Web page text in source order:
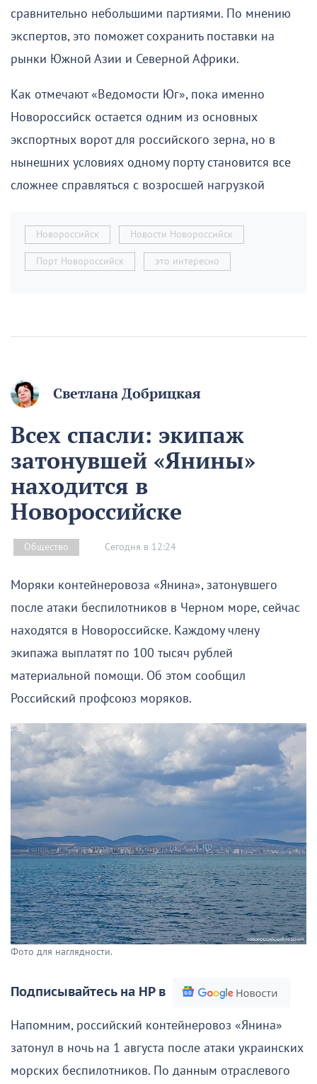
сравнительно небольшими партиями. По мнению
экспертов, это поможет сохранить поставки на
рынки Южной Азии и Северной Африки.
Как отмечают «Ведомости Юг», пока именно
Новороссийск остается одним из основных
экспортных ворот для российского зерна, но в
нынешних условиях одному порту становится все
сложнее справляться с возросшей нагрузкой
Новороссийск Новости Новороссийск
Порт Новороссийск это интересно
Светлана Добрицкая
Всех спасли: экипаж
затонувшей «Янины»
находится в
Новороссийске
Общество Сегодня в 12:24
Моряки контейнеровоза «Янина», затонувшего
после атаки беспилотников в Черном море, сейчас
находятся в Новороссийске. Каждому члену
экипажа выплатят по 100 тысяч рублей
материальной помощи. Об этом сообщил
Российский профсоюз моряков.
Фото для наглядности.
Подписывайтесь на НР в
Напомним, российский контейнеровоз «Янина»
затонул в ночь на 1 августа после атаки украинских
морских беспилотников. По данным отраслевого